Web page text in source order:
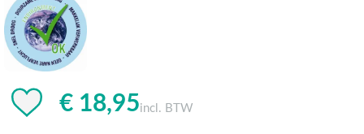
€ 18,95incl. BTW